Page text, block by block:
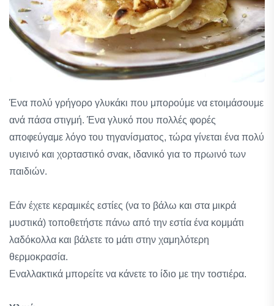
Ένα πολύ γρήγορο γλυκάκι που μπορούμε να ετοιμάσουμε
ανά πάσα στιγμή. Ένα γλυκό που πολλές φορές
αποφεύγαμε λόγο του τηγανίσματος, τώρα γίνεται ένα πολύ
υγιεινό και χορταστικό σνακ, ιδανικό για το πρωινό των
παιδιών.
Εάν έχετε κεραμικές εστίες (να το βάλω και στα μικρά
μυστικά) τοποθετήστε πάνω από την εστία ένα κομμάτι
λαδόκολλα και βάλετε το μάτι στην χαμηλότερη
θερμοκρασία.
Εναλλακτικά μπορείτε να κάνετε το ίδιο με την τοστιέρα.